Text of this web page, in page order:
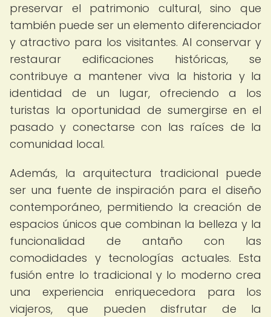
preservar el patrimonio cultural, sino que
también puede ser un elemento diferenciador
y atractivo para los visitantes. Al conservar y
restaurar edificaciones históricas, se
contribuye a mantener viva la historia y la
identidad de un lugar, ofreciendo a los
turistas la oportunidad de sumergirse en el
pasado y conectarse con las raíces de la
comunidad local.
Además, la arquitectura tradicional puede
ser una fuente de inspiración para el diseño
contemporáneo, permitiendo la creación de
espacios únicos que combinan la belleza y la
funcionalidad de antaño con las
comodidades y tecnologías actuales. Esta
fusión entre lo tradicional y lo moderno crea
una experiencia enriquecedora para los
viajeros, que pueden disfrutar de la